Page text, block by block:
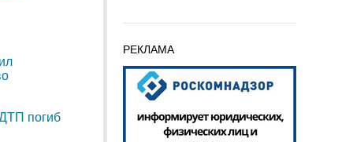
погиб
РЕКЛАМА